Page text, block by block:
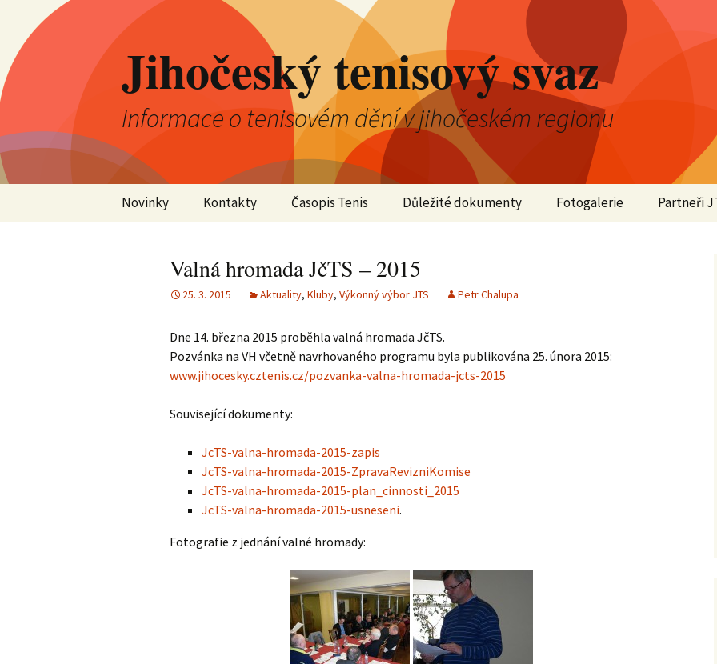
Jihočeský tenisový svaz
Informace o tenisovém dění v jihočeském regionu
Novinky
Družstva
Kontakty
Kontrolní komise JTS
svazy
Adresář klubů JTS
Haly 2014/2015
Časopis Tenis Důležité dokumenty Fotogalerie
2022
Partneři
Valná hromada JčTS – 2015
25. 3. 2015 Aktuality, Kluby, Výkonný výbor JTS Petr Chalupa
Dne 14. března 2015 proběhla valná hromada JčTS.
Pozvánka na VH včetně navrhovaného programu byla publikována 25. února 2015:
www.jihocesky.cztenis.cz/pozvanka-valna-hromada-jcts-2015
Související dokumenty:
JcTS-valna-hromada-2015-zapis
JcTS-valna-hromada-2015-ZpravaRevizniKomise
JcTS-valna-hromada-2015-plan_cinnosti_2015
JcTS-valna-hromada-2015-usneseni.
Fotografie z jednání valné hromady: